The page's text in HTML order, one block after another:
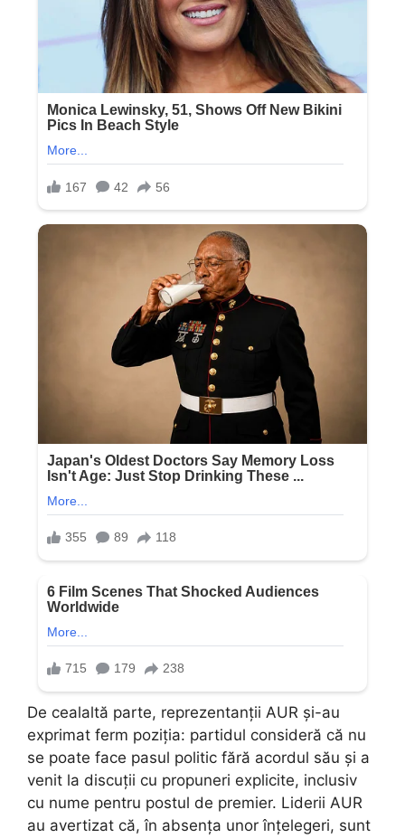
De cealaltă parte, reprezentanții AUR și-au
exprimat ferm poziția: partidul consideră că nu
se poate face pasul politic fără acordul său și a
venit la discuții cu propuneri explicite, inclusiv
cu nume pentru postul de premier. Liderii AUR
au avertizat că, în absența unor înțelegeri, sunt